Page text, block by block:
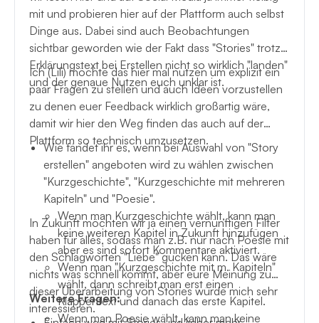
mit und probieren hier auf der Plattform auch selbst
Dinge aus. Dabei sind auch Beobachtungen
sichtbar geworden wie der Fakt dass "Stories" trotz
Erklärungstext bei Erstellen nicht so wirklich "landen"
und der genaue Nutzen euch unklar ist.
Ich (Lili) möchte das hier mal nutzen um explizit ein
paar Fragen zu stellen und auch Ideen vorzustellen
zu denen euer Feedback wirklich großartig wäre,
damit wir hier den Weg finden das auch auf der
Plattform so technisch umzusetzen.
Wie fändet ihr es, wenn bei Auswahl von "Story
erstellen" angeboten wird zu wählen zwischen
"Kurzgeschichte", "Kurzgeschichte mit mehreren
Kapiteln" und "Poesie".
Wenn man Kurzgeschichte wählt, kann man
keine weiteren Kapitel in Zukunft hinzufügen
aber es sind sofort Kommentare aktiviert.
Wenn man "Kurzgeschichte mit m. Kapiteln"
wählt, dann schreibt man erst einen
Klappentext und danach das erste Kapitel.
Wenn man Poesie wählt, kann man keine
In Zukunft möchten wir ja einen vernünftigen Filter
haben für alles, sodass man z.B. nur nach Poesie mit
den Schlagworten "Liebe" gucken kann. Das wäre
nichts was schnell kommt, aber eure Meinung zu
dieser Überarbeitung von Stories würde mich sehr
interessieren.
Weitere Fragen: